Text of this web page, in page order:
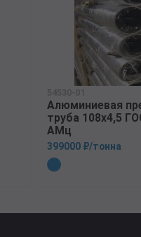
54530-01
Алюминиевая
труба 108х4,5
АМц
399000 ₽/тонна